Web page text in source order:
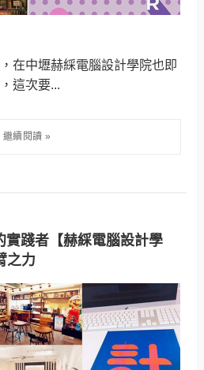
在中壢赫綵電腦設計學院也即
這次要...
實踐者【赫綵電腦設計學
之力